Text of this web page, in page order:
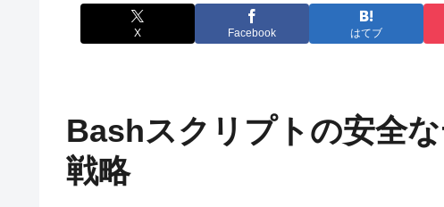
X Facebook はてブ
Bashスクリプトの安全
戦略